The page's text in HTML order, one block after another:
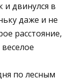
и двинулся в
даже и не
расстояние,
по лесным